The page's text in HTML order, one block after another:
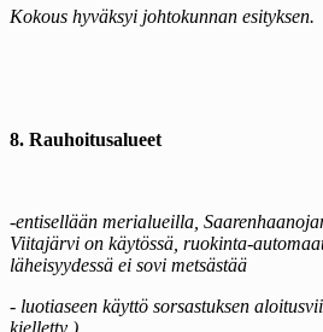
Kokous hyväksyi johtokunnan esityksen.
8. Rauhoitusalueet
-entisellään merialueilla,
Viitajärvi on käytössä, ruokinta-
läheisyydessä ei sovi metsästää
- luotiaseen käyttö sorsastuksen